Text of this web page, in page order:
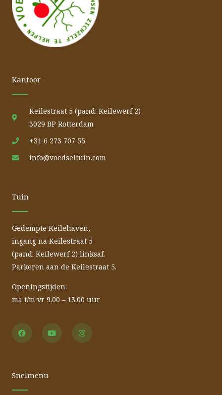
Kantoor
Keilestraat 5 (pand: Keilewerf 2)
3029 BP Rotterdam
+31 6 273 707 55
info@voedseltuin.com
Tuin
Gedempte Keilehaven,
ingang na Keilestraat 5
(pand: Keilewerf 2) linksaf.
Parkeren aan de Keilestraat 5.
Openingstijden:
ma t/m vr 9.00 – 13.00 uur
a
o
k
o n
Snelmenu